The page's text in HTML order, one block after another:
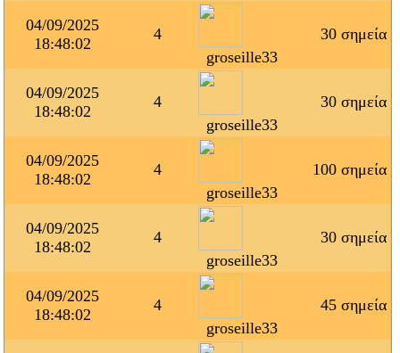
04/09/2025
18:48:02
4
groseille33
30 σημεία
04/09/2025
18:48:02
4
groseille33
30 σημεία
04/09/2025
18:48:02
4
groseille33
100 σημεία
04/09/2025
18:48:02
4
groseille33
30 σημεία
04/09/2025
18:48:02
4
groseille33
45 σημεία